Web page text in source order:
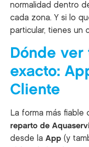
normalidad dentro
cada zona. Y si lo
particular, tienes un
Dónde ver
exacto:
Cliente
La forma más fiable
reparto de
desde la App (y